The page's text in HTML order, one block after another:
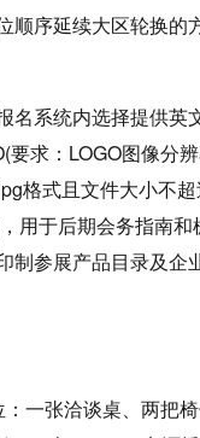
序延续大区轮换的
系统内选择提供英
要求：LOGO图像分
格式且文件大小不
用于后期会务指南和
制参展产品目录及企
张洽谈桌、两把椅